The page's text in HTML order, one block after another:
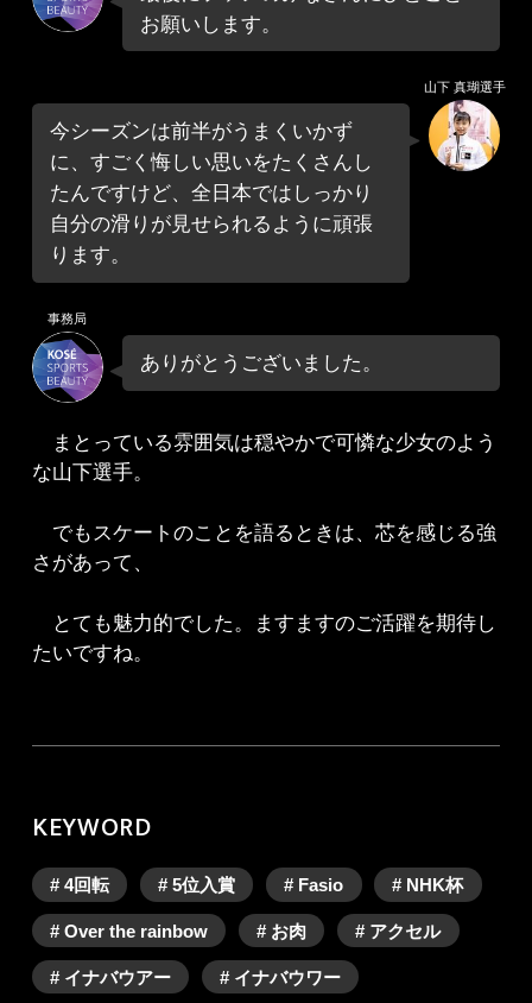
お願いします。
今シーズンは前半がうまくいかず
に、すごく悔しい思いをたくさんし
たんですけど、全日本ではしっかり
自分の滑りが見せられるように頑張
ります。
山下 真瑚選手
事務局
ありがとうございました。
まとっている雰囲気は穏やかで可憐な少女のよう
な山下選手。
でもスケートのことを語るときは、芯を感じる強
さがあって、
とても魅力的でした。ますますのご活躍を期待し
たいですね。
KEYWORD
# 4回転 # 5位入賞 # Fasio # NHK杯
# Over the rainbow # お肉 # アクセル
# イナバウアー # イナバウワー